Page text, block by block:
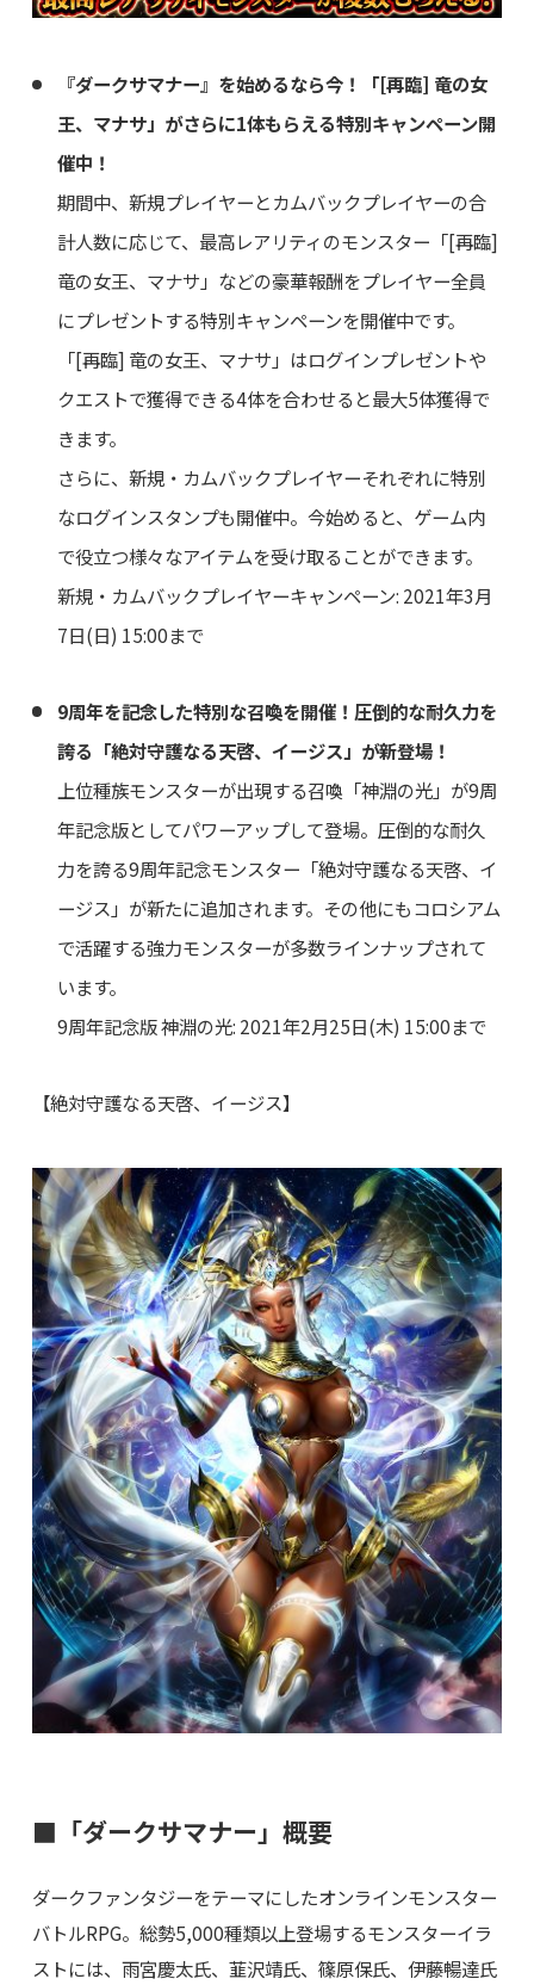
『ダークサマナー』を始めるなら今！「[再臨] 竜の女
王、マナサ」がさらに1体もらえる特別キャンペーン開
催中！
期間中、新規プレイヤーとカムバックプレイヤーの合
計人数に応じて、最高レアリティのモンスター「[再臨]
竜の女王、マナサ」などの豪華報酬をプレイヤー全員
にプレゼントする特別キャンペーンを開催中です。
「[再臨] 竜の女王、マナサ」はログインプレゼントや
クエストで獲得できる4体を合わせると最大5体獲得で
きます。
さらに、新規・カムバックプレイヤーそれぞれに特別
なログインスタンプも開催中。今始めると、ゲーム内
で役立つ様々なアイテムを受け取ることができます。
新規・カムバックプレイヤーキャンペーン: 2021年3月
7日(日) 15:00まで
9周年を記念した特別な召喚を開催！圧倒的な耐久力を
誇る「絶対守護なる天啓、イージス」が新登場！
上位種族モンスターが出現する召喚「神淵の光」が9周
年記念版としてパワーアップして登場。圧倒的な耐久
力を誇る9周年記念モンスター「絶対守護なる天啓、イ
ージス」が新たに追加されます。その他にもコロシアム
で活躍する強力モンスターが多数ラインナップされて
います。
9周年記念版 神淵の光: 2021年2月25日(木) 15:00まで
【絶対守護なる天啓、イージス】
■「ダークサマナー」概要
ダークファンタジーをテーマにしたオンラインモンスター
バトルRPG。総勢5,000種類以上登場するモンスターイラ
ストには、雨宮慶太氏、韮沢靖氏、篠原保氏、伊藤暢達氏